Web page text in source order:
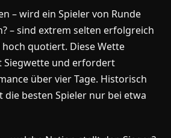
– wird ein Spieler von Runde
– sind extrem selten erfolgreich
quotiert. Diese Wette
Siegwette und erfordert
über vier Tage. Historisch
die besten Spieler nur bei etwa